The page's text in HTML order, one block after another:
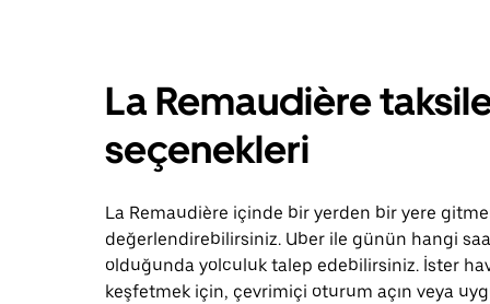
La Remaudière
seçenekleri
La Remaudière içinde bir yerden bir yere
değerlendirebilirsiniz. Uber ile günün hangi
olduğunda yolculuk talep edebilirsiniz. İster
keşfetmek için, çevrimiçi oturum açın veya